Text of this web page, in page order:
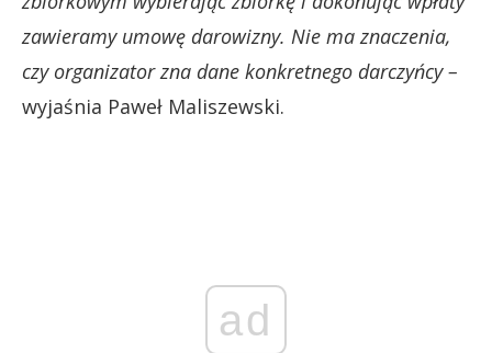
zawieramy umowę darowizny. Nie ma znaczenia,
czy organizator zna dane konkretnego darczyńcy –
wyjaśnia Paweł Maliszewski.
ad